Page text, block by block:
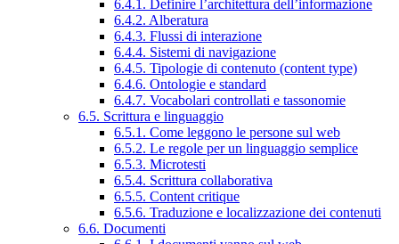
6.4.1. Definire l’architettura dell’informazione
6.4.2. Alberatura
6.4.3. Flussi di interazione
6.4.4. Sistemi di navigazione
6.4.5. Tipologie di contenuto (content type)
6.4.6. Ontologie e standard
6.4.7. Vocabolari controllati e tassonomie
6.5. Scrittura e linguaggio
6.5.1. Come leggono le persone sul web
6.5.2. Le regole per un linguaggio semplice
6.5.3. Microtesti
6.5.4. Scrittura collaborativa
6.5.5. Content critique
6.5.6. Traduzione e localizzazione dei contenuti
6.6. Documenti